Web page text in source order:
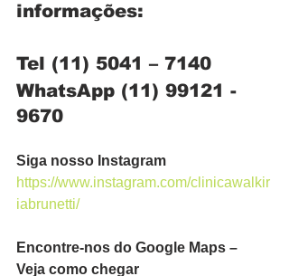
informações:
Tel (11) 5041 – 7140
WhatsApp (11) 99121 -
9670
Siga nosso Instagram
https://www.instagram.com/clinicawalkir
iabrunetti/
Encontre-nos do Google Maps –
Veja como chegar